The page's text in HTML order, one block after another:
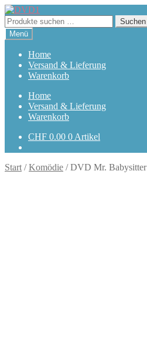
Zur
Navigation
springen
Zum
Inhalt
springen
Suchen
nach:
Suchen
Menü
Home
Versand & Lieferung
Warenkorb
Home
Versand & Lieferung
Warenkorb
CHF 0.00 0 Artikel
Start /Komödie /DVD Mr. Babysitter